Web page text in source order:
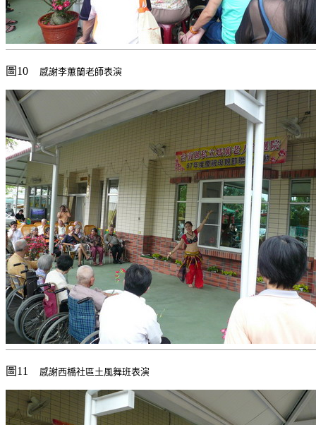
圖10 感謝李蕙蘭老師表演
圖11 感謝西橋社區土風舞班表演